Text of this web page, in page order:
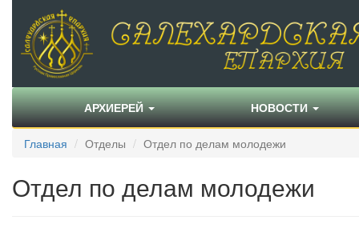
АРХИЕРЕЙ НОВОСТИ
Главная Отделы Отдел по делам молодежи
Отдел по делам молодежи